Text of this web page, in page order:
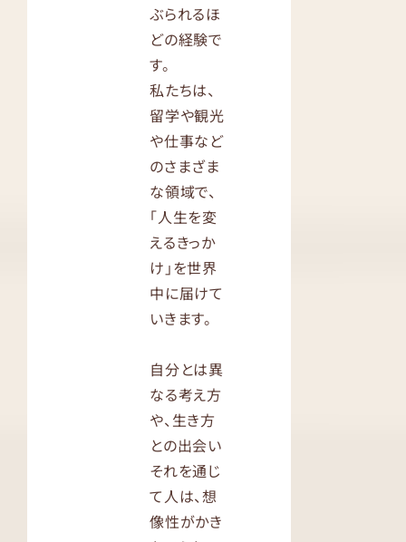
ぶられるほ
どの経験で
す。
私たちは、
留学や観光
や仕事など
のさまざま
な領域で、
「人生を変
えるきっか
け」を世界
中に届けて
いきます。
自分とは異
なる考え方
や、生き方
との出会い
それを通じ
て人は、想
像性がかき